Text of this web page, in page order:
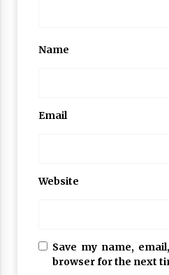
Name
Email
Website
Save my name,
browser for the next